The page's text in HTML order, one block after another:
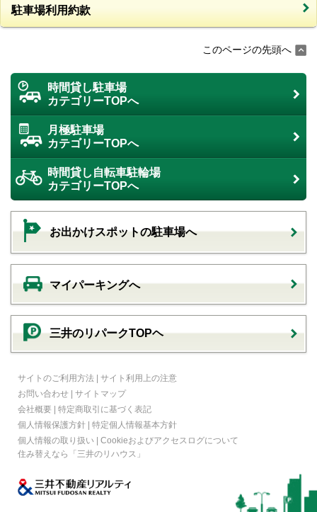
駐車場利用約款
このページの先頭へ
時間貸し駐車場
カテゴリーTOPへ
月極駐車場
カテゴリーTOPへ
時間貸し自転車駐輪場
カテゴリーTOPへ
お出かけスポットの駐車場へ
マイパーキングへ
三井のリパークTOPヘ
サイトのご利用方法 | サイト利用上の注意
お問い合わせ | サイトマップ
会社概要 | 特定商取引に基づく表記
個人情報保護方針 | 特定個人情報基本方針
個人情報の取り扱い | Cookieおよびアクセスログについて
住み替えなら
「三井のリハウス」